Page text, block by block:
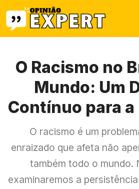
Pular
para
o
O Racismo no
Mundo: Um
Contínuo para a
O racismo é um
enraizado que afeta não
também todo o mundo.
examinaremos a